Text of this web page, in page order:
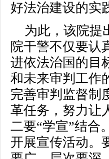
好法治建设的实
为此，该院提
院干警不仅要认
进依法治国的目
和未来审判工作
完善审判监督制
革任务，努力让
二要“学宣”结合
开展宣传活动。